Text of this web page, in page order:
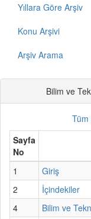
Yıllara Göre Arşiv
Konu Arşivi
Arşiv Arama
Bilim ve
Tüm
Sayfa
No
1
Giriş
2
İçindekiler
4
Bilim ve